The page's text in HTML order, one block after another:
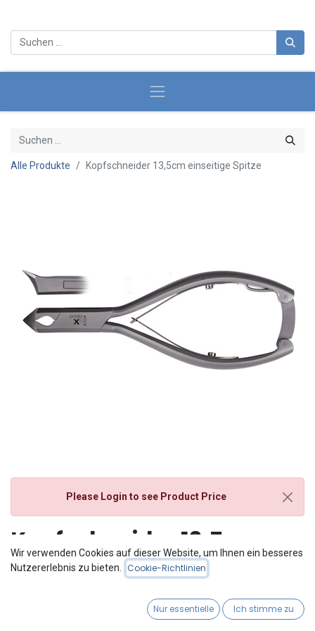
Alle Produkte Kopfschneider 13,5cm einseitige Spitze
Please Login to see Product Price
Kopfschneider 13,5cm
einseitige Spitze
Wir verwenden Cookies auf dieser Website, um Ihnen ein besseres
Nutzererlebnis zu bieten.
Cookie-Richtlinien
Nur essentielle Ich stimme zu